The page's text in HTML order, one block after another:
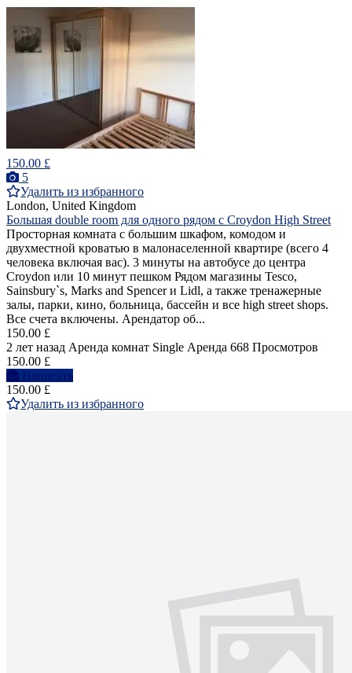
150.00 £
5
Удалить из избранного
London, United Kingdom
Большая double room для одного рядом с Croydon High Street
Просторная комната с большим шкафом, комодом и
двухместной кроватью в малонаселенной квартире (всего 4
человека включая вас). 3 минуты на автобусе до центра
Croydon или 10 минут пешком Рядом магазины Tesco,
Sainsbury`s, Marks and Spencer и Lidl, а также тренажерные
залы, парки, кино, больница, бассейн и все high street shops.
Все счета включены. Арендатор об...
150.00 £
2 лет назад Аренда комнат Single Аренда 668 Просмотров
150.00 £
Написать
150.00 £
Удалить из избранного